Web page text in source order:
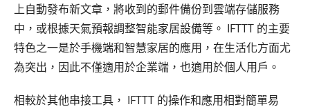
上自動發布新文章，將收到的郵件備份到雲端存儲服務
中，或根據天氣預報調整智能家居設備等。 IFTTT 的主要
特色之一是於手機端和智慧家居的應用，在生活化方面尤
為突出，因此不僅適用於企業端，也適用於個人用戶。
相較於其他串接工具， IFTTT 的操作和應用相對簡單易